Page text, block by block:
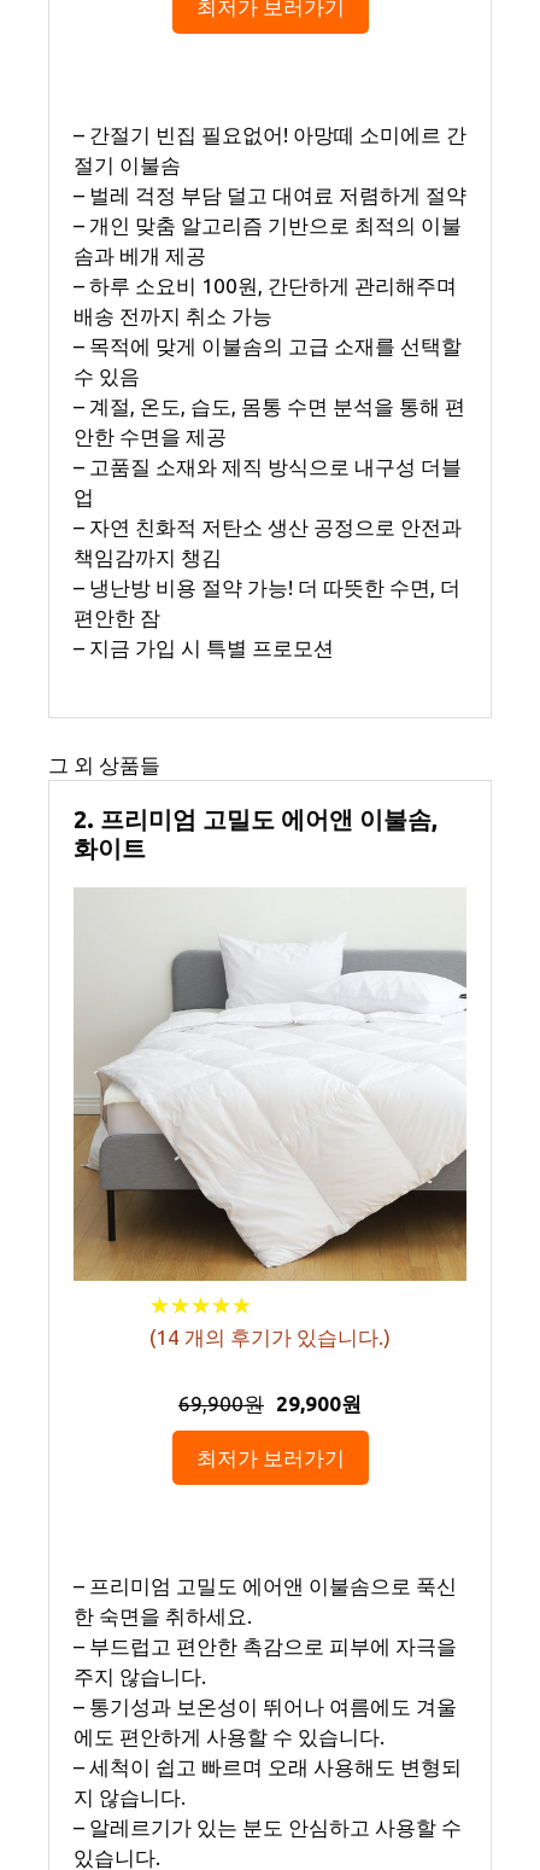
최저가 보러가기
– 간절기 빈집 필요없어! 아망떼 소미에르 간
절기 이불솜
– 벌레 걱정 부담 덜고 대여료 저렴하게 절약
– 개인 맞춤 알고리즘 기반으로 최적의 이불
솜과 베개 제공
– 하루 소요비 100원, 간단하게 관리해주며
배송 전까지 취소 가능
– 목적에 맞게 이불솜의 고급 소재를 선택할
수 있음
– 계절, 온도, 습도, 몸통 수면 분석을 통해 편
안한 수면을 제공
– 고품질 소재와 제직 방식으로 내구성 더블
업
– 자연 친화적 저탄소 생산 공정으로 안전과
책임감까지 챙김
– 냉난방 비용 절약 가능! 더 따뜻한 수면, 더
편안한 잠
– 지금 가입 시 특별 프로모션
그 외 상품들
2. 프리미엄 고밀도 에어앤 이불솜,
화이트
★★★★★
★★★★★
(14 개의 후기가 있습니다.)
69,900원 29,900원
최저가 보러가기
– 프리미엄 고밀도 에어앤 이불솜으로 푹신
한 숙면을 취하세요.
– 부드럽고 편안한 촉감으로 피부에 자극을
주지 않습니다.
– 통기성과 보온성이 뛰어나 여름에도 겨울
에도 편안하게 사용할 수 있습니다.
– 세척이 쉽고 빠르며 오래 사용해도 변형되
지 않습니다.
– 알레르기가 있는 분도 안심하고 사용할 수
있습니다.